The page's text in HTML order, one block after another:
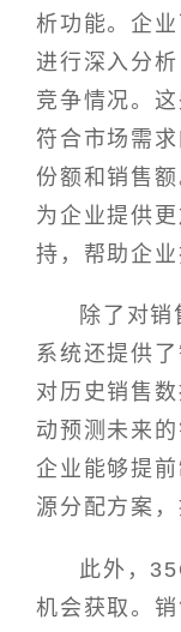
析功能。企
进行深入分
竞争情况。
符合市场需
份额和销售
为企业提供
持，帮助企业
除了对
系统还提供
对历史销售
动预测未来
企业能够提
源分配方案
此外，
机会获取。